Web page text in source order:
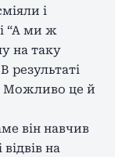
і
“А ми ж
на таку
результаті
Можливо це й
він навчив
на